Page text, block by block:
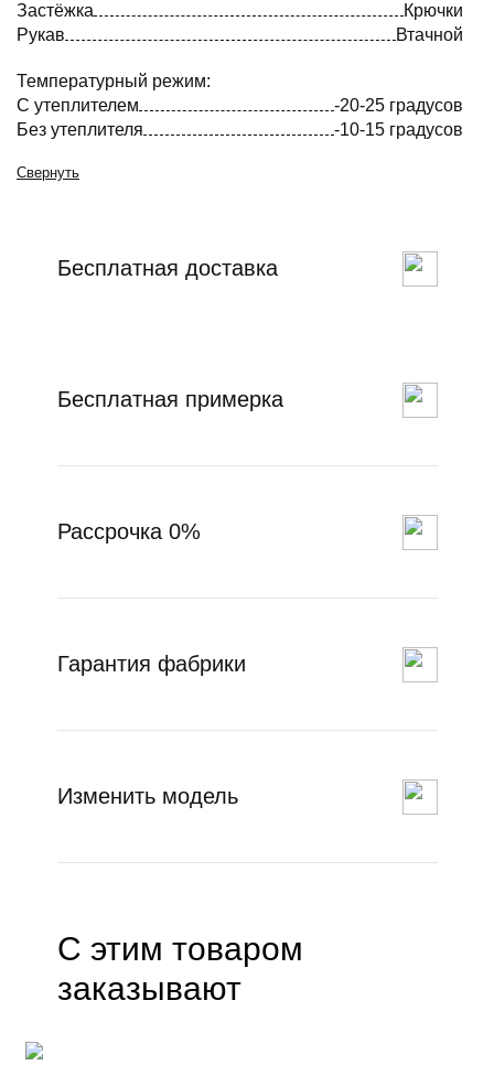
Застёжка
Крючки
Рукав
Втачной
Температурный режим:
С утеплителем
-20-25 градусов
Без утеплителя
-10-15 градусов
Свернуть
Бесплатная доставка
Бесплатная примерка
Рассрочка 0%
Гарантия фабрики
Изменить модель
С этим товаром
заказывают